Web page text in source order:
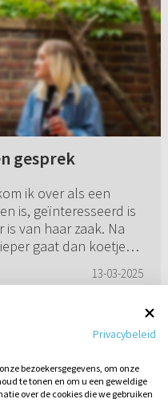
gesprek
ik over als een
is, geïnteresseerd is
van haar zaak. Na
gaat dan koetjes
13-03-2025
Privacybeleid
bezoekersgegevens, om onze
te tonen en om u een geweldige
over de cookies die we gebruiken